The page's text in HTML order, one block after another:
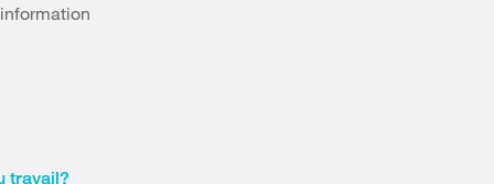
travail?